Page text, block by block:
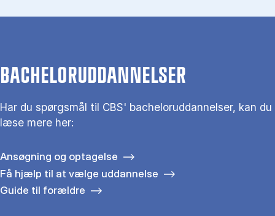
BACHELORUDDANNELSER
Har du spørgsmål til CBS' bacheloruddannelser, kan du
læse mere her:
Ansøgning og optagelse
Få hjælp til at vælge uddannelse
Guide til forældre